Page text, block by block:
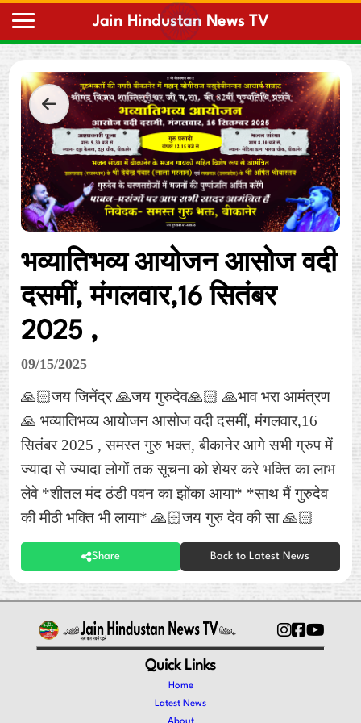
Home
भव्यातिभव्य आयोजन आसोज वदी
दसमीं, मंगलवार,16 सितंबर
2025 ,
09/15/2025
🙏🏻जय जिनेंद्र 🙏जय गुरुदेव🙏🏻 🙏भाव भरा आमंत्रण
🙏 भव्यातिभव्य आयोजन आसोज वदी दसमीं, मंगलवार,16
सितंबर 2025 , समस्त गुरु भक्त, बीकानेर आगे सभी ग्रुप में
ज्यादा से ज्यादा लोगों तक सूचना को शेयर करे भक्ति का लाभ
लेवे *शीतल मंद ठंडी पवन का झोंका आया* *साथ मैं गुरुदेव
की मीठी भक्ति भी लाया* 🙏🏻जय गुरु देव की सा 🙏🏻
Share Back to Latest News
Quick Links
Home
Latest News